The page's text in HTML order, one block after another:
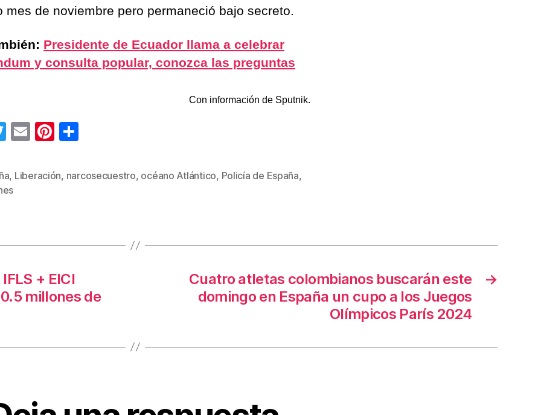
mes de noviembre pero permaneció bajo secreto.
Presidente de Ecuador llama a celebrar
y consulta popular, conozca las preguntas
Con información de Sputnik.
T
tt
er
E
ail
Pi
er m
, Liberación, narcosecuestro, océano Atlántico, Policía de España,
+ EICI
millones de
→
Cuatro atletas colombianos buscarán este
domingo en España un cupo a los Juegos
Olímpicos París 2024